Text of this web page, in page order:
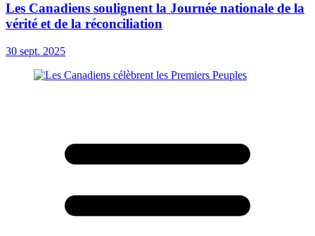
Les Canadiens soulignent la Journée nationale de la
vérité et de la réconciliation
30 sept. 2025